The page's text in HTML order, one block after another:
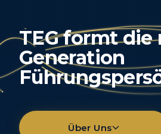
TEG formt die
Generation
Über Uns